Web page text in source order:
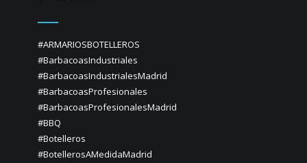
#ARMARIOSBOTELLEROS
#BarbacoasIndustriales
#BarbacoasIndustrialesMadrid
#BarbacoasProfesionales
#BarbacoasProfesionalesMadrid
#BBQ
#Botelleros
#BotellerosAMedidaMadrid